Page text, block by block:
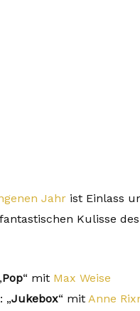
Jahrist Einlass
Kulisse
Pop“ mit Max Weise
„Jukebox“ mit Anne